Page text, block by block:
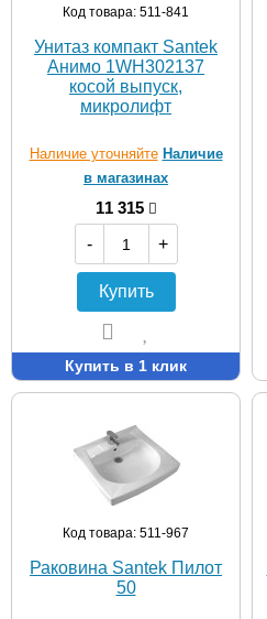
Код товара: 511-841
Унитаз компакт Santek
Анимо 1WH302137
косой выпуск,
микролифт
Наличие уточняйте Наличие
в магазинах
11 315
-
+
Купить
Купить в 1 клик
Код товара: 511-967
Раковина Santek Пилот
50